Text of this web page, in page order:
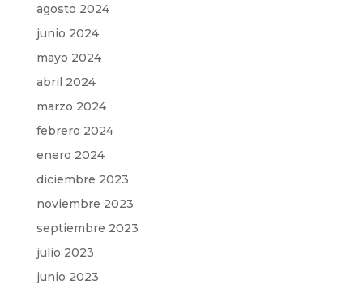
agosto 2024
junio 2024
mayo 2024
abril 2024
marzo 2024
febrero 2024
enero 2024
diciembre 2023
noviembre 2023
septiembre 2023
julio 2023
junio 2023